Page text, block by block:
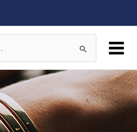
Menu